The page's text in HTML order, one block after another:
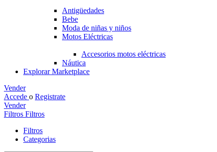
Antigüedades
Bebe
Moda de niñas y niños
Motos Eléctricas
Accesorios motos eléctricas
Náutica
Explorar Marketplace
Vender
Accede o Registrate
Vender
Filtros Filtros
Filtros
Categorias